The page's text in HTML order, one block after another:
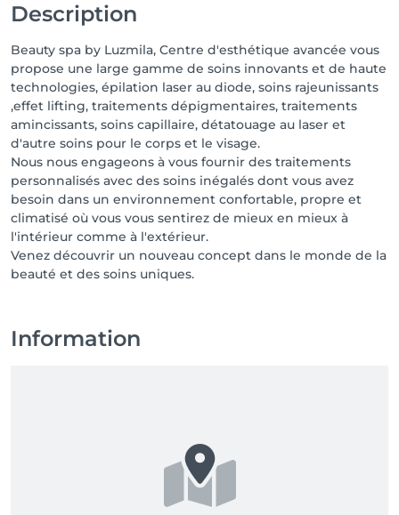
Description
Beauty spa by Luzmila, Centre d'esthétique avancée vous
propose une large gamme de soins innovants et de haute
technologies, épilation laser au diode, soins rajeunissants
,effet lifting, traitements dépigmentaires, traitements
amincissants, soins capillaire, détatouage au laser et
d'autre soins pour le corps et le visage.
Nous nous engageons à vous fournir des traitements
personnalisés avec des soins inégalés dont vous avez
besoin dans un environnement confortable, propre et
climatisé où vous vous sentirez de mieux en mieux à
l'intérieur comme à l'extérieur.
Venez découvrir un nouveau concept dans le monde de la
beauté et des soins uniques.
Information